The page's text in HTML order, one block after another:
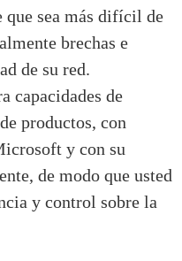
que sea más difícil de
brechas e
de su red.
capacidades de
productos, con
y con su
de modo que usted
y control sobre la